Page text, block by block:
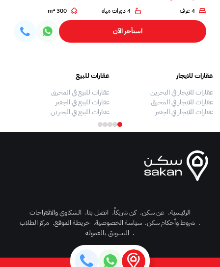
4 غرف 4 دورات مياه 300 m²
استأجر الآن
عقارات للايجار
عقارات للايجار في البحرين
عقارات للايجار في المحرق
عقارات للايجار في الجفير
عقارات للبيع
عقارات للبيع في المحرق
عقارات للبيع في الجفير
عقارات للبيع في البحرين
الرئيسية. عن سكن. كن شريكاً. اتصل بنا. الشكاوي والاقتراحات
. شروط وأحكام سكن. سياسة الخصوصية. خريطة الموقع. مركز الطلاب
. التسويق بالعمولة